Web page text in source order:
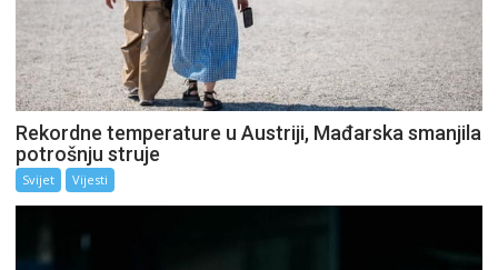
Rekordne temperature u Austriji, Mađarska smanjila
potrošnju struje
Svijet Vijesti